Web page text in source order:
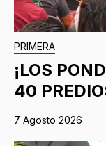
PRIMERA
¡LOS
40
7 Agosto 2026